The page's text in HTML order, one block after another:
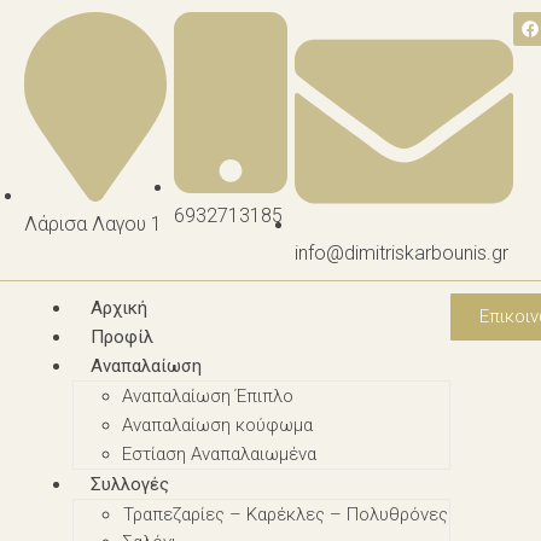
Λάρισα Λαγου 1
6932713185
info@dimitriskarbounis.gr
Αρχική
Προφίλ
Αναπαλαίωση
Αναπαλαίωση Έπιπλο
Αναπαλαίωση κούφωμα
Εστίαση Αναπαλαιωμένα
Συλλογές
Τραπεζαρίες – Καρέκλες – Πολυθρόνες